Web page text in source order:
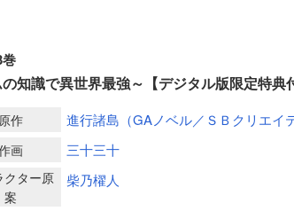
知識で異世界最強～【デジタル版限定特典
原作 進行諸島（GAノベル／ＳＢクリエイ
画 三十三十
クター原
案
柴乃櫂人